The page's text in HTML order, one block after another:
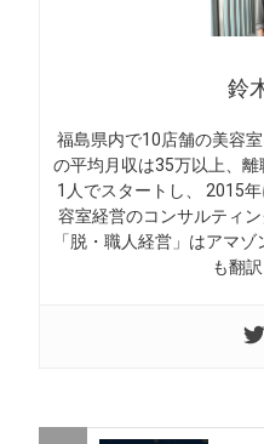
鈴
福島県内で10店舗の美容
の平均月収は35万以上、
1人でスタートし、 2015
容室経営のコンサルティ
「脱・職人経営」はアマ
も翻訳